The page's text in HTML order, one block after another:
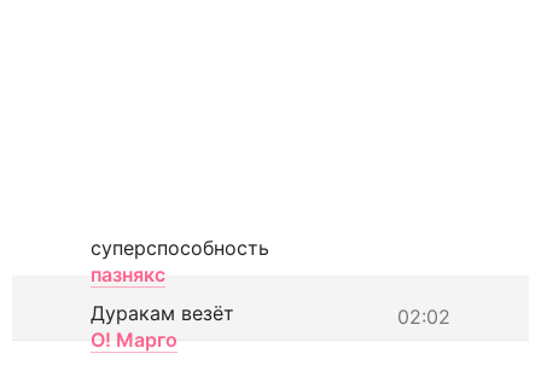
суперспособность
пазнякс
02:02
Дуракам везёт
О! Марго